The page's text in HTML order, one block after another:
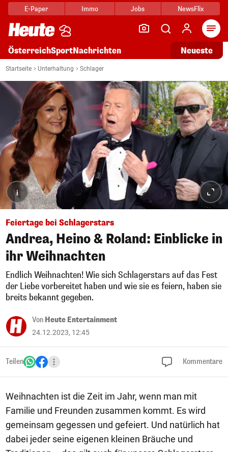
E-Paper Immo Jobs NewsFlix
ÖsterreichSportNachrichten Neueste
Startseite Unterhaltung Schlager
i
Feiertage bei Schlagerstars
Andrea, Heino & Roland: Einblicke in
ihr Weihnachten
Endlich Weihnachten! Wie sich Schlagerstars auf das Fest
der Liebe vorbereitet haben und wie sie es feiern, haben sie
breits bekannt gegeben.
Von Heute Entertainment
24.12.2023, 12:45
Teilen Kommentare
Weihnachten ist die Zeit im Jahr, wenn man mit
Familie und Freunden zusammen kommt. Es wird
gemeinsam gegessen und gefeiert. Und natürlich hat
dabei jeder seine eigenen kleinen Bräuche und